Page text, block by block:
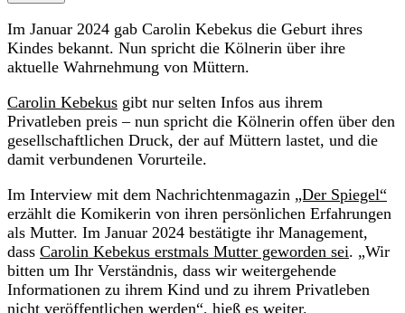
Im Januar 2024 gab Carolin Kebekus die Geburt ihres
Kindes bekannt. Nun spricht die Kölnerin über ihre
aktuelle Wahrnehmung von Müttern.
Carolin Kebekus gibt nur selten Infos aus ihrem
Privatleben preis – nun spricht die Kölnerin offen über den
gesellschaftlichen Druck, der auf Müttern lastet, und die
damit verbundenen Vorurteile.
Im Interview mit dem Nachrichtenmagazin „Der Spiegel“
erzählt die Komikerin von ihren persönlichen Erfahrungen
als Mutter. Im Januar 2024 bestätigte ihr Management,
dass Carolin Kebekus erstmals Mutter geworden sei. „Wir
bitten um Ihr Verständnis, dass wir weitergehende
Informationen zu ihrem Kind und zu ihrem Privatleben
nicht veröffentlichen werden“, hieß es weiter.